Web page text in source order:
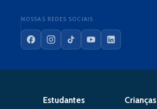
NOSSAS REDES SOCIAIS
FacebookInstagram
TikTokYouTubeLinkedIn
Estudantes Crianças